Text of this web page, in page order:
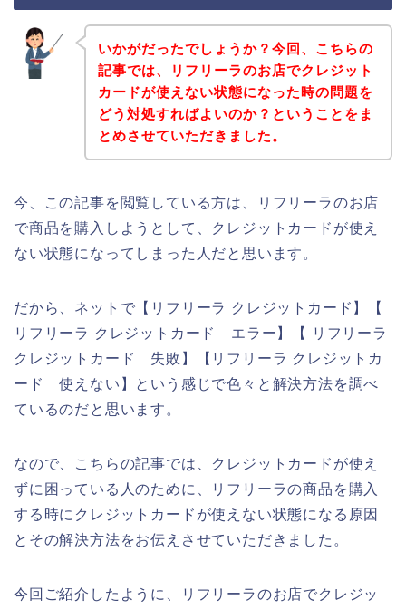
いかがだったでしょうか？今回、こちらの
記事では、リフリーラのお店でクレジット
カードが使えない状態になった時の問題を
どう対処すればよいのか？ということをま
とめさせていただきました。
今、この記事を閲覧している方は、リフリーラのお店
で商品を購入しようとして、クレジットカードが使え
ない状態になってしまった人だと思います。
だから、ネットで【リフリーラ クレジットカード】【
リフリーラ クレジットカード エラー】【 リフリーラ
クレジットカード 失敗】【リフリーラ クレジットカ
ード 使えない】という感じで色々と解決方法を調べ
ているのだと思います。
なので、こちらの記事では、クレジットカードが使え
ずに困っている人のために、リフリーラの商品を購入
する時にクレジットカードが使えない状態になる原因
とその解決方法をお伝えさせていただきました。
今回ご紹介したように、リフリーラのお店でクレジッ